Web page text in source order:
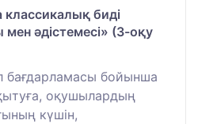
биді
әдістемесі» (3-оқу
бағдарламасы бойынша
оқушылардың
күшін,